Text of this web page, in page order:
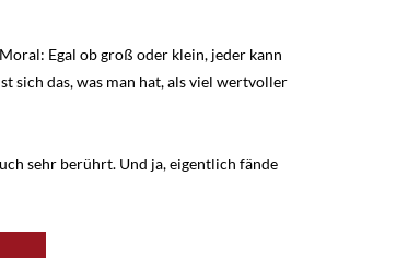
Egal ob groß oder klein, jeder kann
sich das, was man hat, als viel wertvoller
sehr berührt. Und ja, eigentlich fände